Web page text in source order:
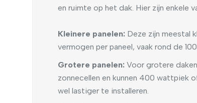
en ruimte op het dak. Hier zijn enkele
Kleinere panelen: Deze zijn meestal
vermogen per paneel, vaak rond de
Grotere panelen: Voor grotere
zonnecellen en kunnen 400 wattpiek
wel lastiger te installeren.